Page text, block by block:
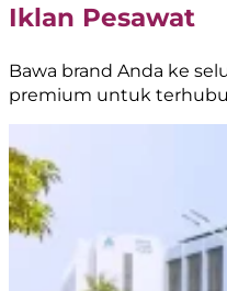
Iklan Pesawat
Bawa brand Anda ke
premium untuk